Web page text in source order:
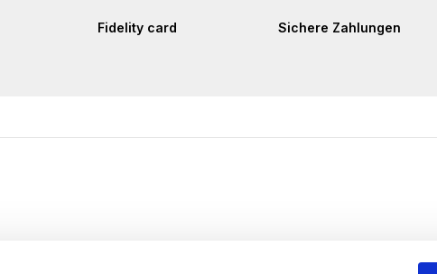
Fidelity card Sichere Zahlungen